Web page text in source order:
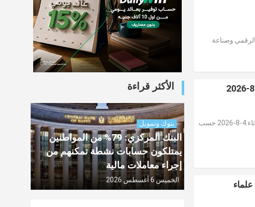
وصناعة
استقرت أسعار الخضروات والفاكهة في الأسواق المصرية بداية تعاملات اليوم الثلاثاء 4-8-2026 حسب
الأكثر قراءة
بنوك وتمويل
البنك المركزي: 79% من المواطنين
يمتلكون حسابات نشطة تمكنهم من
إجراء معاملات مالية
الخميس 6 أغسطس 2026